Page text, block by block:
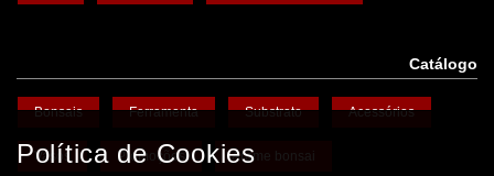
Catálogo
Bonsais Ferramenta Substrato Acessórios
Vasos Promoções Arame bonsai
Política de Cookies